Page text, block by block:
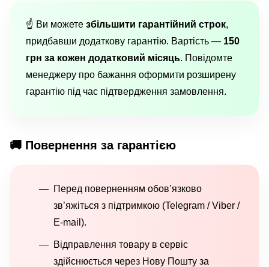
☝️ Ви можете збільшити гарантійний строк,
придбавши додаткову гарантію. Вартість — 150
грн за кожен додатковий місяць. Повідомте
менеджеру про бажання оформити розширену
гарантію під час підтвердження замовлення.
🚚 Повернення за гарантією
Перед поверненням обов’язково
зв’яжіться з підтримкою (Telegram / Viber /
E-mail).
Відправлення товару в сервіс
здійснюється через Нову Пошту за